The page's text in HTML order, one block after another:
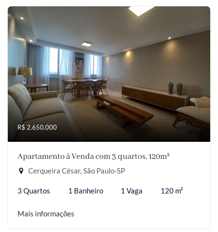
R$ 2.650.000
Apartamento à Venda com 3 quartos, 120m²
Cerqueira César, São Paulo-SP
3 Quartos 1 Banheiro 1 Vaga 120 m²
Mais informações